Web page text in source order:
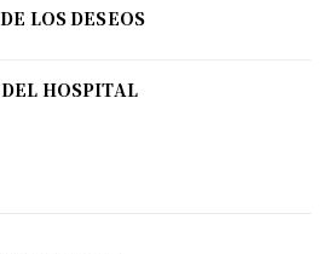
LOS DESEOS
HOSPITAL